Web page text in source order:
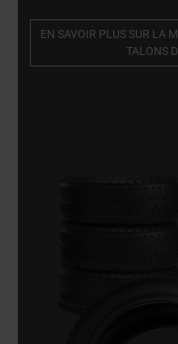
sur site. Machine à
professionnelle et de
pour les réparateurs de
EN SAVOIR PLUS SUR LA
TALONS